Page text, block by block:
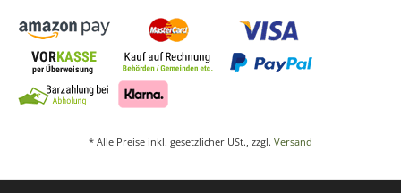
* Alle Preise inkl. gesetzlicher USt., zzgl. Versand